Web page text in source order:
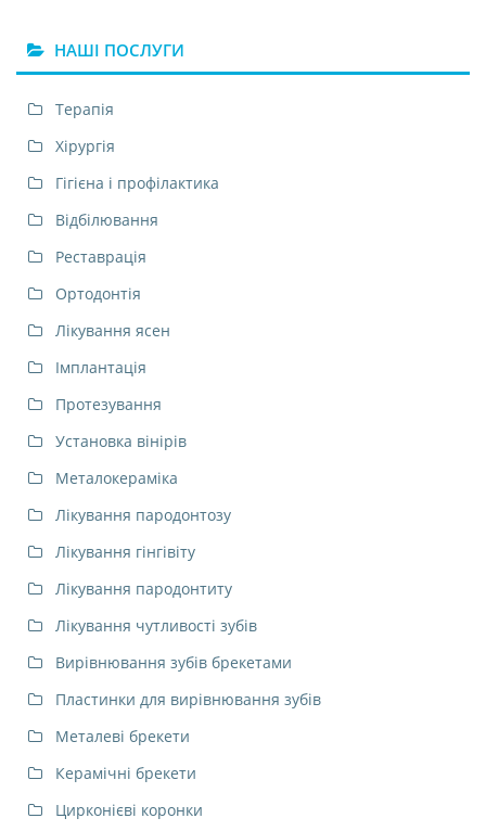
НАШІ ПОСЛУГИ
Терапія
Хірургія
Гігієна і профілактика
Відбілювання
Реставрація
Ортодонтія
Лікування ясен
Імплантація
Протезування
Установка вінірів
Металокераміка
Лікування пародонтозу
Лікування гінгівіту
Лікування пародонтиту
Лікування чутливості зубів
Вирівнювання зубів брекетами
Пластинки для вирівнювання зубів
Металеві брекети
Керамічні брекети
Цирконієві коронки